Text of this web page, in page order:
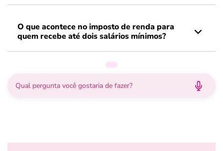
O que acontece no imposto de renda para
quem recebe até dois salários mínimos?